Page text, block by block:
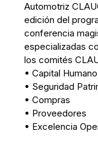
Automotriz
edición del
conferencia
especializadas
los comités
• Capital Humano
• Seguridad
• Compras
• Proveedores
• Excelencia